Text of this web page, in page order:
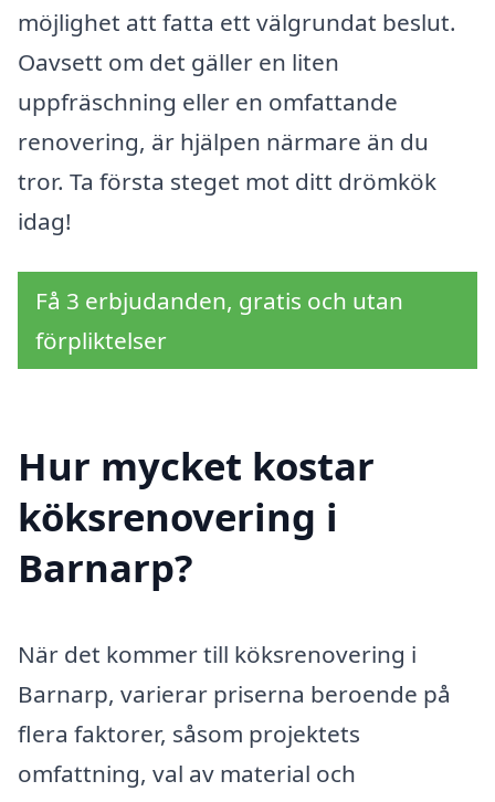
möjlighet att fatta ett välgrundat beslut.
Oavsett om det gäller en liten
uppfräschning eller en omfattande
renovering, är hjälpen närmare än du
tror. Ta första steget mot ditt drömkök
idag!
Få 3 erbjudanden, gratis och utan
förpliktelser
Hur mycket kostar
köksrenovering i
Barnarp?
När det kommer till köksrenovering i
Barnarp, varierar priserna beroende på
flera faktorer, såsom projektets
omfattning, val av material och